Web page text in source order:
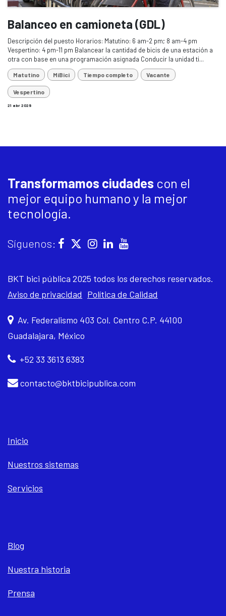
Balanceo en camioneta (GDL)
Descripción del puesto Horarios: Matutino: 6 am-2 pm; 8 am-4 pm
Vespertino: 4 pm-11 pm Balancear la cantidad de bicis de una estación a
otra con base en una programación asignada Conducir la unidad ti...
Matutino MiBici Tiempo completo Vacante
Vespertino
21 abr 2026
Transformamos ciudades con el
mejor equipo humano y la mejor
tecnología.
Síguenos:
BKT bici pública 2025 todos los derechos reservados.
Aviso de privacidad Política de Calidad
Av. Federalismo 403 Col. Centro C.P. 44100
Guadalajara, México
+52 33 3613 6383
contacto@bktbicipublica.com
Inicio
Nuestros sistemas
Servicios
Blog
Nuestra historia
Prensa